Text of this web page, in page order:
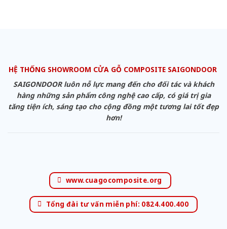
HỆ THỐNG SHOWROOM CỬA GỖ COMPOSITE SAIGONDOOR
SAIGONDOOR luôn nỗ lực mang đến cho đối tác và khách
hàng những sản phẩm công nghệ cao cấp, có giá trị gia
tăng tiện ích, sáng tạo cho cộng đồng một tương lai tốt đẹp
hơn!
www.cuagocomposite.org
Tổng đài tư vấn miễn phí: 0824.400.400